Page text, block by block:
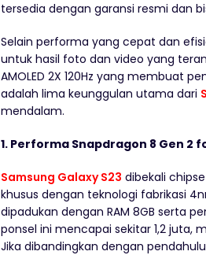
tersedia dengan garansi resmi dan
Selain performa yang cepat dan
untuk hasil foto dan video yang
AMOLED 2X 120Hz yang membuat
adalah lima keunggulan utama dari
mendalam.
1. Performa Snapdragon 8 Gen 2
Samsung Galaxy S23 dibekali
khusus dengan teknologi fabrikasi
dipadukan dengan RAM 8GB serta
ponsel ini mencapai sekitar 1,2 juta,
Jika dibandingkan dengan